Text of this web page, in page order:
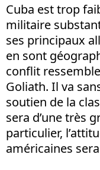
Cuba est trop
militaire
ses principaux
en sont
conflit
Goliath. Il va
soutien de la
sera d’une très
particulier,
américaines